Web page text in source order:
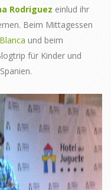
Rodriguez einlud ihr
Beim Mittagessen
und beim
für Kinder und